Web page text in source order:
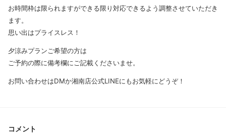
お時間枠は限られますができる限り対応できるよう調整させていただき
ます。
思い出はプライスレス！
夕涼みプランご希望の方は
ご予約の際に備考欄にご記載くださいませ。
お問い合わせはDMか湘南店公式LINEにもお気軽にどうぞ！
コメント